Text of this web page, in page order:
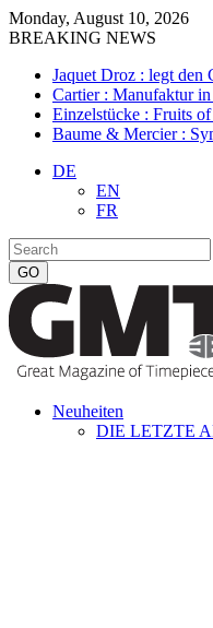
Monday, August 10, 2026
BREAKING NEWS
Jaquet Droz : legt den
Cartier : Manufaktur
Einzelstücke : Fruits
Baume & Mercier :
DE
EN
FR
Neuheiten
DIE LETZTE